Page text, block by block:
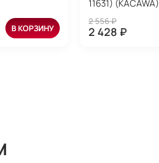
В КОРЗИНУ
11631) (KACAWA)
2 556 ₽
2 428 ₽